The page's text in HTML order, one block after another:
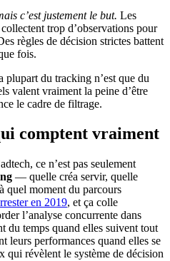
c’est justement le but. Les
trop d’observations pour
règles de décision strictes battent
fois.
plupart du tracking n’est que du
valent vraiment la peine d’être
le cadre de filtrage.
comptent vraiment
ce n’est pas seulement
— quelle créa servir, quelle
quel moment du parcours
en 2019, et ça colle
l’analyse concurrente dans
du temps quand elles suivent tout
leurs performances quand elles se
qui révèlent le système de décision